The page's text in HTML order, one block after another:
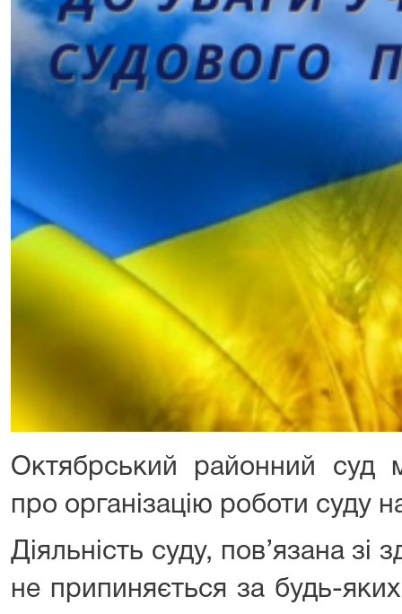
Октябрський районний суд
про організацію роботи суду
Діяльність суду, пов’язана зі
не припиняється за будь-